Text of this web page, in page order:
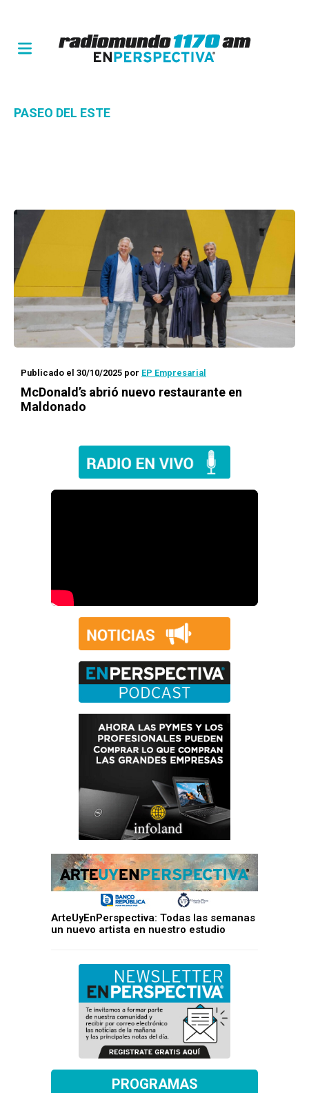
PASEO DEL ESTE
Publicado el 30/10/2025 por EP Empresarial
McDonald’s abrió nuevo restaurante en
Maldonado
ArteUyEnPerspectiva: Todas las semanas
un nuevo artista en nuestro estudio
PROGRAMAS